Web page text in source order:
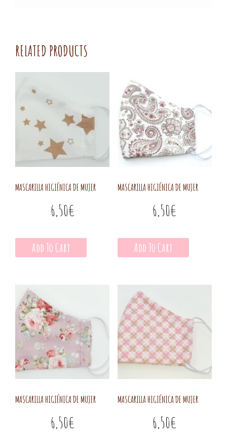
RELATED PRODUCTS
MASCARILLA HIGIÉNICA DE MUJER
6,50€
Add To Cart
MASCARILLA HIGIÉNICA DE MUJER
6,50€
Add To Cart
MASCARILLA HIGIÉNICA DE MUJER
6,50€
MASCARILLA HIGIÉNICA DE MUJER
6,50€